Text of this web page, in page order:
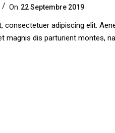
Posted
On 22 Septembre 2019
consectetuer adipiscing elit.
magnis dis parturient montes,